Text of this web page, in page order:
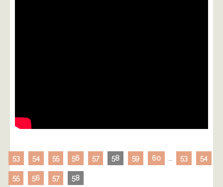
53 54 55 56 57 58 59 60 53 54
55 56 57 58